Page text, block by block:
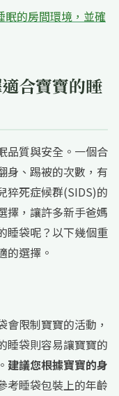
眠的房間環境，並確
合寶寶的睡
品質與安全。一個合
身、踢被的次數，有
猝死症候群(SIDS)的
擇，讓許多新手爸媽
睡袋呢？以下幾個重
的選擇。
限制寶寶的活動，
睡袋則容易讓寶寶的
建議您根據寶寶的身
考睡袋包裝上的年齡